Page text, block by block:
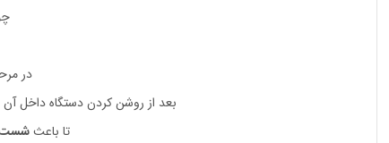
در
بعد از روشن کردن دستگاه داخل
تا باعث